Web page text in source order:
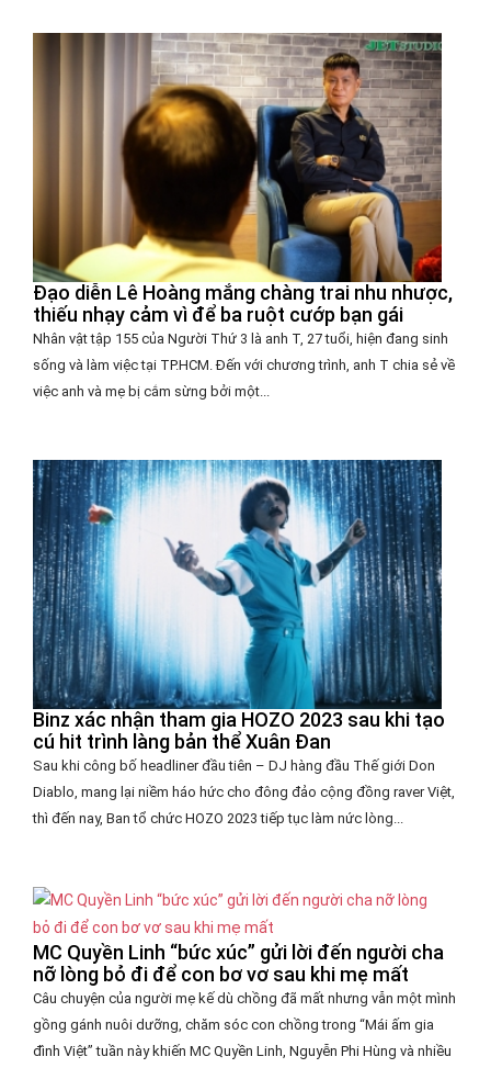
Đạo diễn Lê Hoàng mắng chàng trai nhu nhược,
thiếu nhạy cảm vì để ba ruột cướp bạn gái
Nhân vật tập 155 của Người Thứ 3 là anh T, 27 tuổi, hiện đang sinh
sống và làm việc tại TP.HCM. Đến với chương trình, anh T chia sẻ về
việc anh và mẹ bị cắm sừng bởi một...
Binz xác nhận tham gia HOZO 2023 sau khi tạo
cú hit trình làng bản thể Xuân Đan
Sau khi công bố headliner đầu tiên – DJ hàng đầu Thế giới Don
Diablo, mang lại niềm háo hức cho đông đảo cộng đồng raver Việt,
thì đến nay, Ban tổ chức HOZO 2023 tiếp tục làm nức lòng...
MC Quyền Linh “bức xúc” gửi lời đến người cha
nỡ lòng bỏ đi để con bơ vơ sau khi mẹ mất
Câu chuyện của người mẹ kế dù chồng đã mất nhưng vẫn một mình
gồng gánh nuôi dưỡng, chăm sóc con chồng trong “Mái ấm gia
đình Việt” tuần này khiến MC Quyền Linh, Nguyễn Phi Hùng và nhiều